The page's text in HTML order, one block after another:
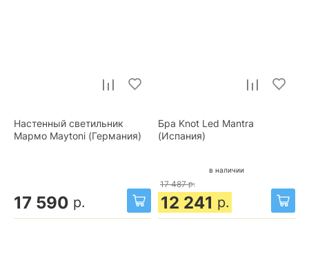
Настенный светильник
Мармо Maytoni (Германия)
17 590 р.
Бра Knot Led Mantra
(Испания)
в наличии
17 487 р.
12 241 р.